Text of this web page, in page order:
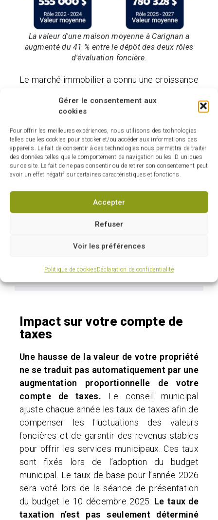
Gérer le consentement aux
cookies
Pour offrir les meilleures expériences, nous utilisons des technologies
telles que les cookies pour stocker et/ou accéder aux informations des
appareils. Le fait de consentir à ces technologies nous permettra de traiter
des données telles que le comportement de navigation ou les ID uniques
sur ce site. Le fait de ne pas consentir ou de retirer son consentement peut
avoir un effet négatif sur certaines caractéristiques et fonctions.
Accepter
Refuser
Voir les préférences
Politique de cookiesDéclaration de confidentialité
La valeur d'une maison moyenne à Carignan a
augmenté du 41 % entre le dépôt des deux rôles
d'évaluation foncière.
Le marché immobilier a connu une croissance
d’évaluation foncière dont la période de
Plusieurs facteurs, notamment la pandémie,
ont stimulé la demande pour l’achat de
résidences unifamiliales.
Prenons un exemple concret. À cette époque,
la valeur moyenne d’une résidence à Carignan
se chiffrait à 555 000 $. Trois ans plus tard, au
er
se reflète dans le nouveau rôle d’évaluation
Impact sur votre compte de
taxes
Une hausse de la valeur de votre propriété
ne se traduit pas automatiquement par une
augmentation proportionnelle de votre
compte de taxes. Le conseil municipal
ajuste chaque année les taux de taxes afin de
compenser les fluctuations des valeurs
foncières et de garantir des revenus stables
pour offrir les services municipaux. Ces taux
sont fixés lors de l’adoption du budget
municipal. Le taux de base pour l’année 2026
sera voté lors de la séance de présentation
du budget le 10 décembre 2025. Le taux de
taxation n’est pas seulement déterminé